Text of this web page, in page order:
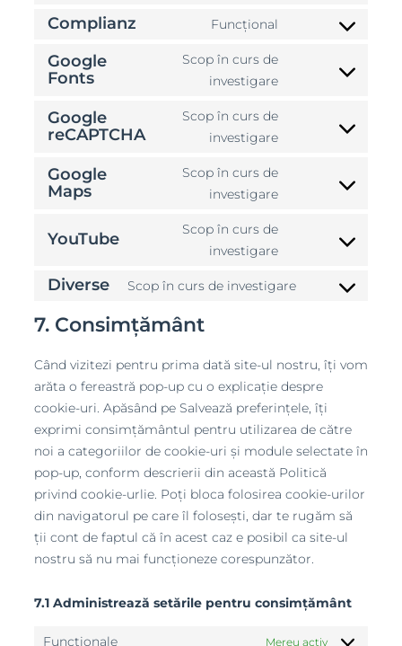
wordpress
Complianz Funcțional
Google
Fonts
Scop în curs de
investigare
Google
reCAPTCHA
Scop în curs de
investigare
Google
Maps
Scop în curs de
investigare
maps
YouTube
Scop în curs de
investigare
service
Diverse Scop în curs de investigare
Consent
diverse
7. Consimțământ
Când vizitezi pentru prima dată site-ul nostru, îți vom
arăta o fereastră pop-up cu o explicație despre
cookie-uri. Apăsând pe Salvează preferințele, îți
exprimi consimțământul pentru utilizarea de către
noi a categoriilor de cookie-uri și module selectate în
pop-up, conform descrierii din această Politică
privind cookie-urlie. Poți bloca folosirea cookie-urilor
din navigatorul pe care îl folosești, dar te rugăm să
ții cont de faptul că în acest caz e posibil ca site-ul
nostru să nu mai funcționeze corespunzător.
7.1 Administrează setările pentru consimțământ
Funcționale Mereu activ